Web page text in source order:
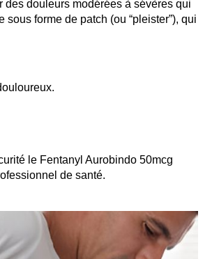
douleurs modérées à sévères qui
forme de patch (ou “pleister”), qui
le Fentanyl Aurobindo 50mcg
de santé.